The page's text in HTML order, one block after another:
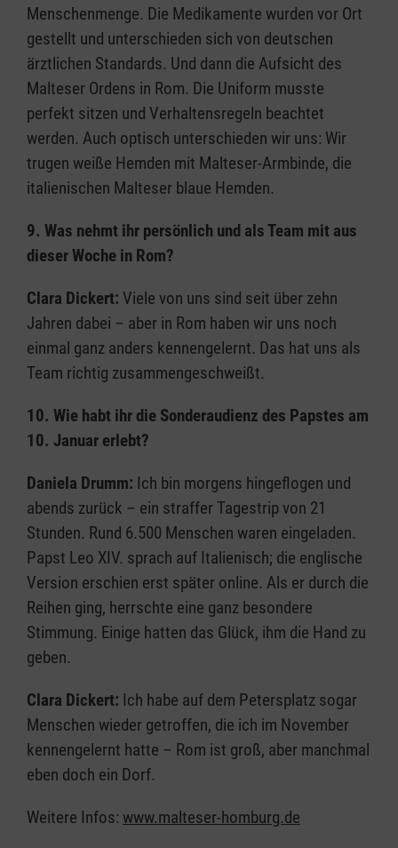
Menschenmenge. Die Medikamente wurden vor Ort
gestellt und unterschieden sich von deutschen
ärztlichen Standards. Und dann die Aufsicht des
Malteser Ordens in Rom. Die Uniform musste
perfekt sitzen und Verhaltensregeln beachtet
werden. Auch optisch unterschieden wir uns: Wir
trugen weiße Hemden mit Malteser-Armbinde, die
italienischen Malteser blaue Hemden.
9. Was nehmt ihr persönlich und als Team mit aus
dieser Woche in Rom?
Clara Dickert: Viele von uns sind seit über zehn
Jahren dabei – aber in Rom haben wir uns noch
einmal ganz anders kennengelernt. Das hat uns als
Team richtig zusammengeschweißt.
10. Wie habt ihr die Sonderaudienz des Papstes am
10. Januar erlebt?
Daniela Drumm: Ich bin morgens hingeflogen und
abends zurück – ein straffer Tagestrip von 21
Stunden. Rund 6.500 Menschen waren eingeladen.
Papst Leo XIV. sprach auf Italienisch; die englische
Version erschien erst später online. Als er durch die
Reihen ging, herrschte eine ganz besondere
Stimmung. Einige hatten das Glück, ihm die Hand zu
geben.
Clara Dickert: Ich habe auf dem Petersplatz sogar
Menschen wieder getroffen, die ich im November
kennengelernt hatte – Rom ist groß, aber manchmal
eben doch ein Dorf.
Weitere Infos: www.malteser-homburg.de